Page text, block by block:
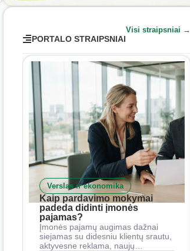
PORTALO STRAIPSNIAI
Visi straipsniai →
Verslas ir ekonomika
Kaip pardavimo mokymai
padeda didinti įmonės
pajamas?
Įmonės pajamų augimas dažnai
siejamas su didesniu klientų srautu,
aktyvesne reklama, naujų…